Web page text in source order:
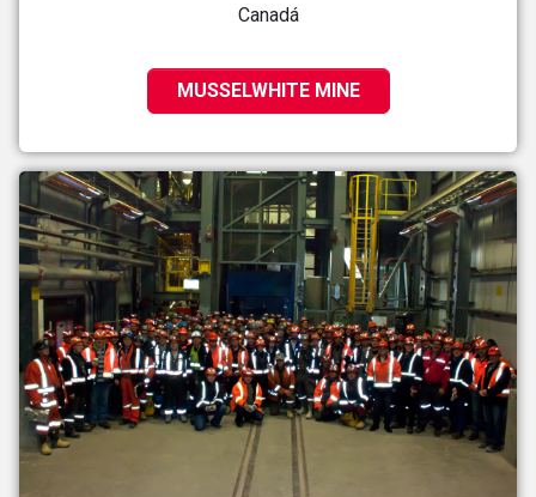
Canadá
MUSSELWHITE MINE